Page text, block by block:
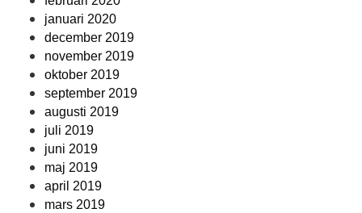
januari 2020
december 2019
november 2019
oktober 2019
september 2019
augusti 2019
juli 2019
juni 2019
maj 2019
april 2019
mars 2019